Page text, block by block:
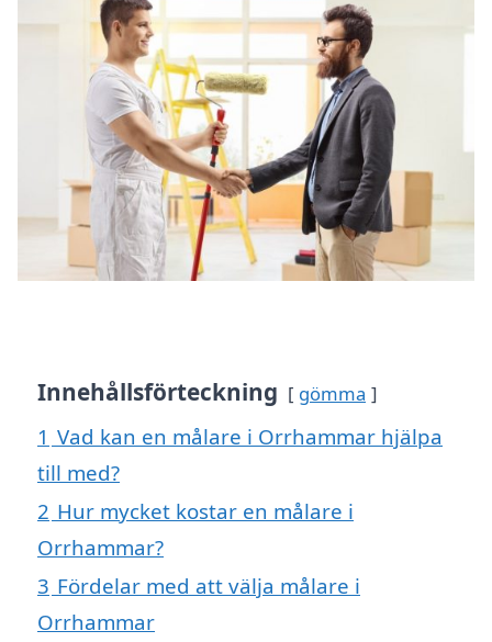
Innehållsförteckning gömma
1 Vad kan en målare i Orrhammar hjälpa
till med?
2 Hur mycket kostar en målare i
Orrhammar?
3 Fördelar med att välja målare i
Orrhammar